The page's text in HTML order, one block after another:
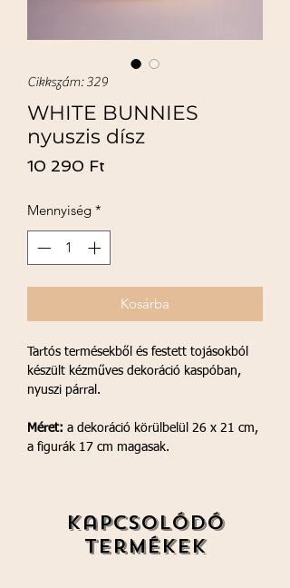
Cikkszám: 329
WHITE BUNNIES
nyuszis dísz
10 290 Ft
Mennyiség *
Kosárba
Tartós termésekből és festett tojásokból
készült kézműves dekoráció kaspóban,
nyuszi párral.
Méret: a dekoráció körülbelül 26 x 21 cm,
a figurák 17 cm magasak.
Kapcsolódó
termékek